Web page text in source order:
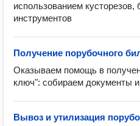
использованием кусторезов,
инструментов
Получение порубочного
Оказываем помощь в
ключ": собираем документы
Вывоз и утилизация